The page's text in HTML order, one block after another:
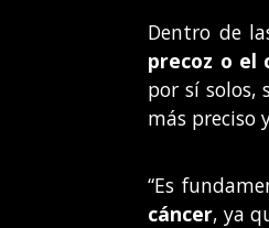
Dentro de
precoz o el
por sí solos,
más preciso
“Es
cáncer, ya